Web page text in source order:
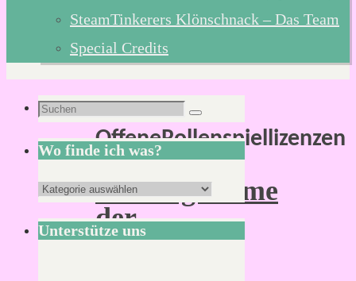
SteamTinkerers Klönschnack – Das Team
Special Credits
Schlagwort:
OffeneRollenspiellizenzen
Stellungnahme
der
IG
Suchen
nach:
Suchen
Wo finde ich was?
Wo
finde
ich
Unterstütze uns